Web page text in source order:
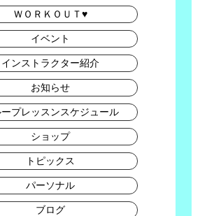
ＷＯＲＫＯＵＴ♥
イベント
インストラクター紹介
お知らせ
プレッスンスケジュール
ショップ
トピックス
パーソナル
ブログ